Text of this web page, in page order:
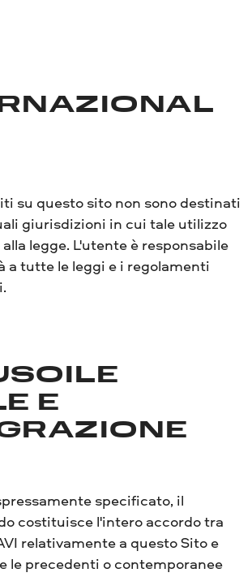
su questo sito non sono destinati
giurisdizioni in cui tale utilizzo
legge. L'utente è responsabile
a tutte le leggi e i regolamenti
E
specificato, il
costituisce l'intero accordo tra
relativamente a questo Sito e
le precedenti o contemporanee